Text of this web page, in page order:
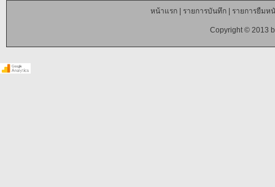
หน้าแรก| รายการบันทึก| รายการยืมห
Copyright © 2013